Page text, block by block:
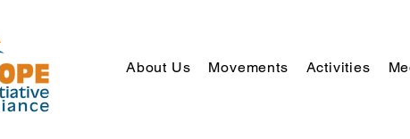
About Us Movements Activities